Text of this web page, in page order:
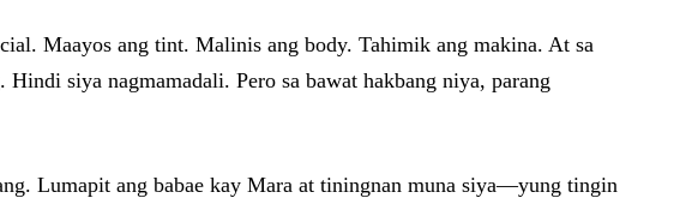
Maayos ang tint. Malinis ang body. Tahimik ang makina. At sa
siya nagmamadali. Pero sa bawat hakbang niya, parang
Lumapit ang babae kay Mara at tiningnan muna siya—yung tingin